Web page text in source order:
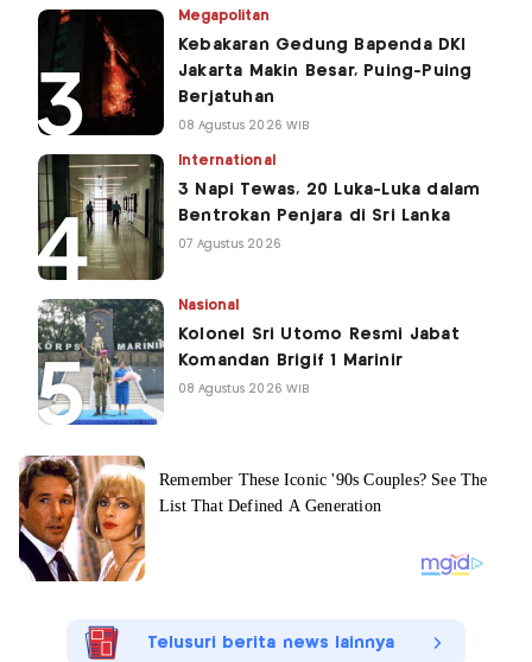
Megapolitan
Kebakaran Gedung Bapenda DKI
Jakarta Makin Besar, Puing-Puing
Berjatuhan
08 Agustus 2026 WIB
International
3 Napi Tewas, 20 Luka-Luka dalam
Bentrokan Penjara di Sri Lanka
07 Agustus 2026
Nasional
Kolonel Sri Utomo Resmi Jabat
Komandan Brigif 1 Marinir
08 Agustus 2026 WIB
Telusuri berita news lainnya